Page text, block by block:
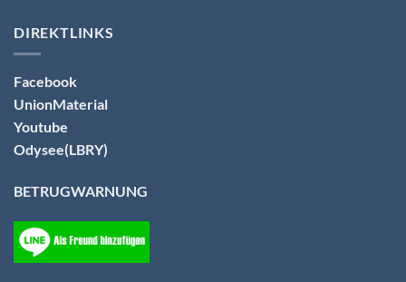
DIREKTLINKS
Facebook
UnionMaterial
Youtube
Odysee(LBRY)
BETRUGWARNUNG